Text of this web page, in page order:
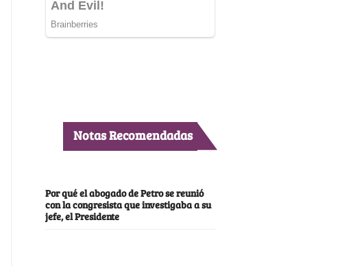
Notas Recomendadas
Por qué el abogado de Petro se reunió
con la congresista que investigaba a su
jefe, el Presidente